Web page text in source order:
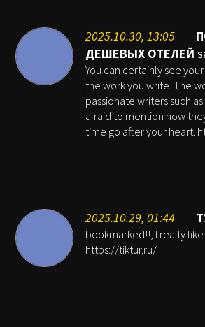
2025.10.30, 13:05
ДЕШЕВЫХ ОТЕЛЕЙ
You can certainly see
the work you write. The
passionate writers such
afraid to mention how
time go after your heart.
2025.10.29, 01:44
bookmarked!!, I really
https://tiktur.ru/